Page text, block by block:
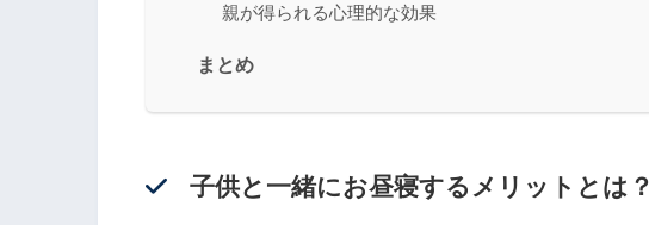
親が得られる心理的な効果
まとめ
子供と一緒にお昼寝するメリットとは？